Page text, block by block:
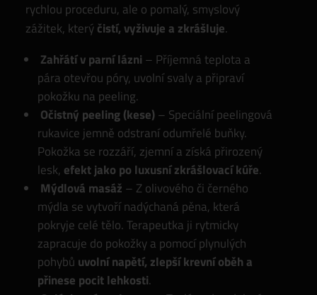
rychlou proceduru, ale o pomalý, smyslový
zážitek, kterýčistí, vyživuje a zkrášluje.
Zahřátí v parní lázni – Příjemná teplota a
pára otevřou póry, uvolní svaly a připraví
pokožku na peeling.
Očistný peeling (kese)– Speciální peelingová
rukavice jemně odstraní odumřelé buňky.
Pokožka se rozzáří, zjemní a získá přirozený
lesk, efekt jako po luxusní zkrášlovací kúře.
Mýdlová masáž – Z olivového či černého
mýdla se vytvoří nadýchaná pěna, která
pokryje celé tělo. Terapeutka ji rytmicky
zapracuje do pokožky a pomocí plynulých
pohybů uvolní napětí, zlepší krevní oběh a
přinese pocit lehkosti.